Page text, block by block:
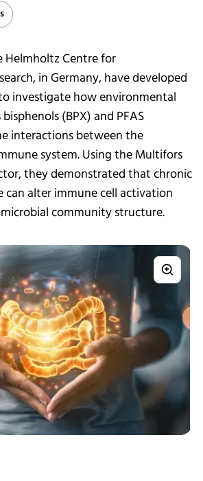
Helmholtz Centre for
in Germany, have developed
investigate how environmental
(BPX) and PFAS
interactions between the
system. Using the Multifors
they demonstrated that chronic
can alter immune cell activation
community structure.